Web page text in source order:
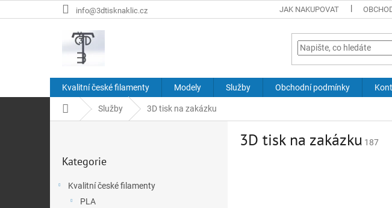
na
info@3dtisknaklic.cz JAK NAKUPOVAT
Kvalitní české filamenty Modely Služby Obchodní podmínky
Domů Služby 3D tisk na zakázku
kategorie
Kategorie
Kvalitní české filamenty
PLA
3D tisk na zakázku 187